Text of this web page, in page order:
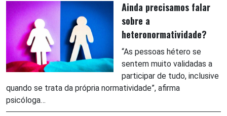
Ainda precisamos falar
sobre a
heteronormatividade?
“As pessoas hétero se
sentem muito validadas a
participar de tudo, inclusive
quando se trata da própria normatividade”, afirma
psicóloga…